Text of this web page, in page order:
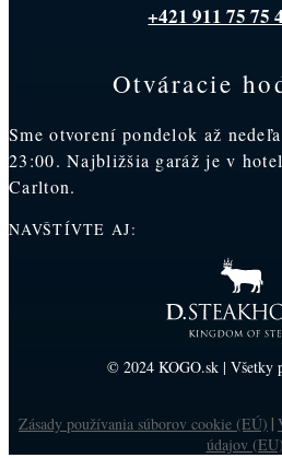
+421 911 75 75
Otváracie
Sme otvorení pondelok až
23:00. Najbližšia garáž je v
Carlton.
NAVŠTÍVTE AJ:
© 2024 KOGO.sk | Všetky
Zásady používania súborov cookie (EÚ)
údajov (EU)